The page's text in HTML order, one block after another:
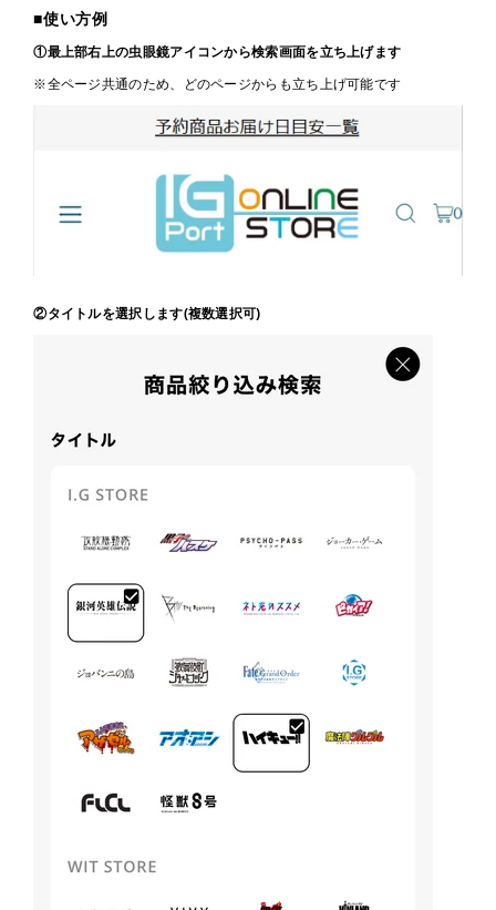
■使い方例
①最上部右上の虫眼鏡アイコンから検索画面を立ち上げます
※全ページ共通のため、どのページからも立ち上げ可能です
②タイトルを選択します(複数選択可)